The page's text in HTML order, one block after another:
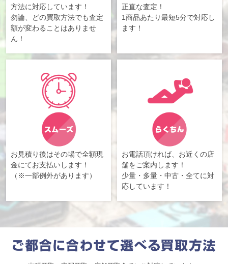
方法に対応しています！
勿論、どの買取方法でも査定
額が変わることはありませ
ん！
正直な査定！
1商品あたり最短5分で対応し
ます！
お見積り後はその場で全額現
金にてお支払いします！
（※一部例外があります）
お電話頂ければ、お近くの店
舗をご案内します！
少量・多量・中古・全てに対
応しています！